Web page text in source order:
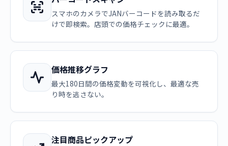
スマホのカメラでJANバーコードを読み取るだ
けで即検索。店頭での価格チェックに最適。
価格推移グラフ
最大180日間の価格変動を可視化し、最適な売
り時を逃さない。
注目商品ピックアップ